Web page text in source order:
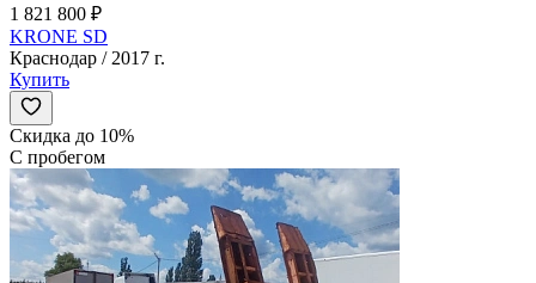
1 821 800 ₽
KRONE SD
Краснодар / 2017 г.
Купить
Скидка до 10%
С пробегом